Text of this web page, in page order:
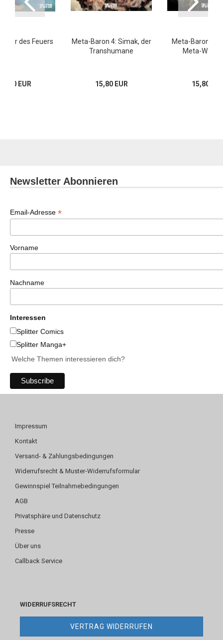
des Feuers
EUR
Meta-Baron 4: Simak, der
Transhumane
15,80 EUR
Meta-Baron 5:
Meta-
15,80
Newsletter Abonnieren
Email-Adresse *
Vorname
Nachname
Interessen
Splitter Comics
Splitter Manga+
Welche Themen interessieren dich?
Impressum
Kontakt
Versand- & Zahlungsbedingungen
Widerrufsrecht & Muster-Widerrufsformular
Gewinnspiel Teilnahmebedingungen
AGB
Privatsphäre und Datenschutz
Presse
Über uns
Callback Service
WIDERRUFSRECHT
VERTRAG WIDERRUFEN